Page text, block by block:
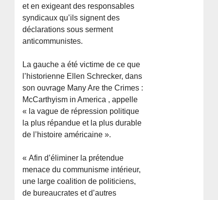
et en exigeant des responsables
syndicaux qu’ils signent des
déclarations sous serment
anticommunistes.
La gauche a été victime de ce que
l’historienne Ellen Schrecker, dans
son ouvrage Many Are the Crimes :
McCarthyism in America , appelle
« la vague de répression politique
la plus répandue et la plus durable
de l’histoire américaine ».
« Afin d’éliminer la prétendue
menace du communisme intérieur,
une large coalition de politiciens,
de bureaucrates et d’autres